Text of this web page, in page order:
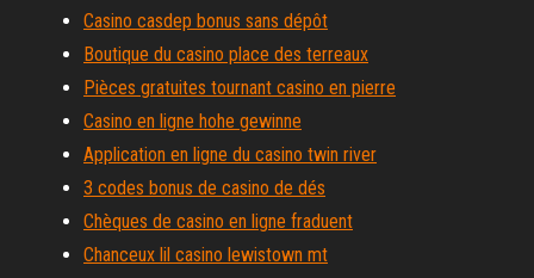
Casino casdep bonus sans dépôt
Boutique du casino place des terreaux
Pièces gratuites tournant casino en pierre
Casino en ligne hohe gewinne
Application en ligne du casino twin river
3 codes bonus de casino de dés
Chèques de casino en ligne fraduent
Chanceux lil casino lewistown mt